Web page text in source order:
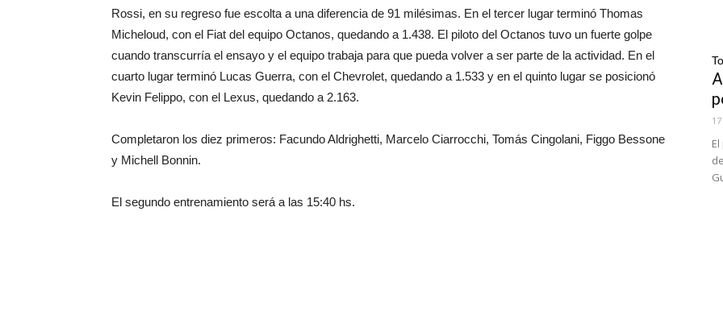
Rossi, en su regreso fue escolta a una diferencia de 91 milésimas. En el tercer lugar terminó Thomas
Micheloud, con el Fiat del equipo Octanos, quedando a 1.438. El piloto del Octanos tuvo un fuerte golpe
cuando transcurría el ensayo y el equipo trabaja para que pueda volver a ser parte de la actividad. En el
cuarto lugar terminó Lucas Guerra, con el Chevrolet, quedando a 1.533 y en el quinto lugar se posicionó
Kevin Felippo, con el Lexus, quedando a 2.163.
Completaron los diez primeros: Facundo Aldrighetti, Marcelo Ciarrocchi, Tomás Cingolani, Figgo Bessone
y Michell Bonnin.
El segundo entrenamiento será a las 15:40 hs.